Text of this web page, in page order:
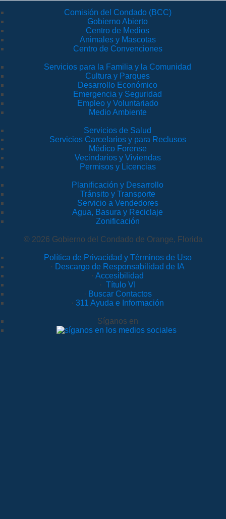
Comisión del Condado (BCC)
Gobierno Abierto
Centro de Medios
Animales y Mascotas
Centro de Convenciones
Servicios para la Familia y la Comunidad
Cultura y Parques
Desarrollo Económico
Emergencia y Seguridad
Empleo y Voluntariado
Medio Ambiente
Servicios de Salud
Servicios Carcelarios y para Reclusos
Médico Forense
Vecindarios y Viviendas
Permisos y Licencias
Planificación y Desarrollo
Tránsito y Transporte
Servicio a Vendedores
Agua, Basura y Reciclaje
Zonificación
© 2026 Gobierno del Condado de Orange, Florida
Política de Privacidad y Términos de Uso
· Descargo de Responsabilidad de IA
· Accesibilidad
· Título VI
· Buscar Contactos
· 311 Ayuda e Información
Síganos en